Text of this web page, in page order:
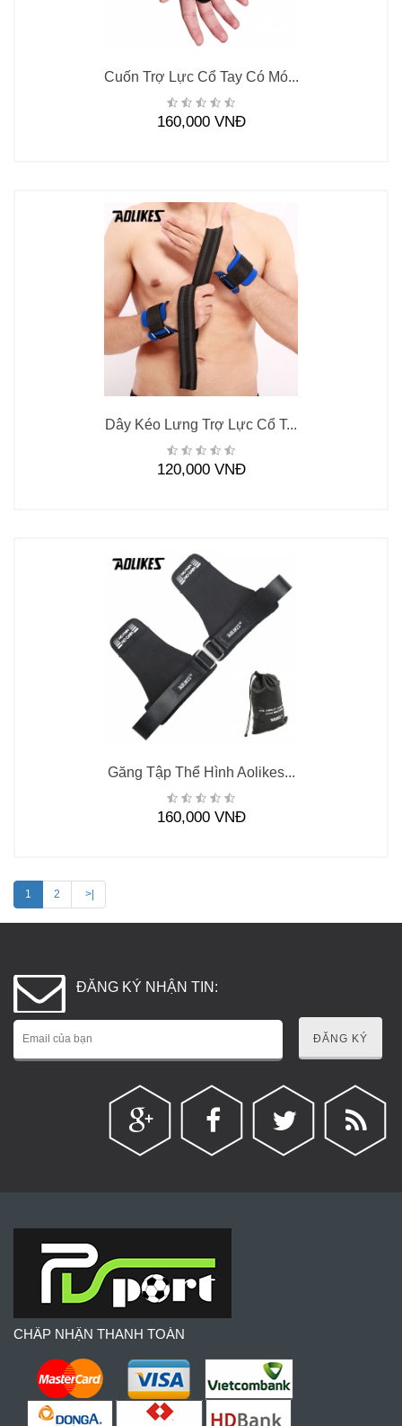
Cuốn Trợ Lực Cổ Tay Có Mó...
160,000 VNĐ
Dây Kéo Lưng Trợ Lực Cổ T...
120,000 VNĐ
Găng Tập Thể Hình Aolikes...
160,000 VNĐ
1 2 >|
ĐĂNG KÝ NHẬN TIN:
ĐĂNG KÝ
CHẤP NHẬN THANH TOÁN